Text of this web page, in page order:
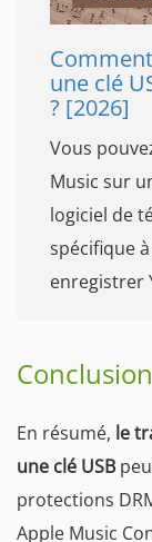
une clé
? [2026]
Vous
Music sur
logiciel de
spécifique
enregistrer
Conclusion
En résumé, le
une clé USB
protections
Apple Music